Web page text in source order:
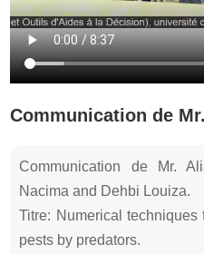
Communication de
Communication de Mr.
Nacima and Dehbi Louiza.
Titre: Numerical
pests by predators.